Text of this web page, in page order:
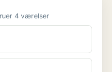
Lejlighed til salg i 7600 Struer 4 værelser